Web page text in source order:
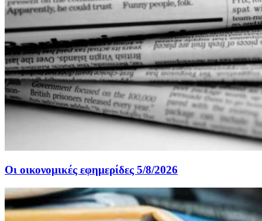
Οι οικονομικές εφημερίδες 5/8/2026